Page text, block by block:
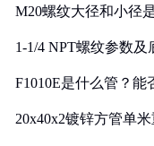
M20螺纹大径和小径
1-1/4 NPT螺纹参数
F1010E是什么管？能
20x40x2镀锌方管单